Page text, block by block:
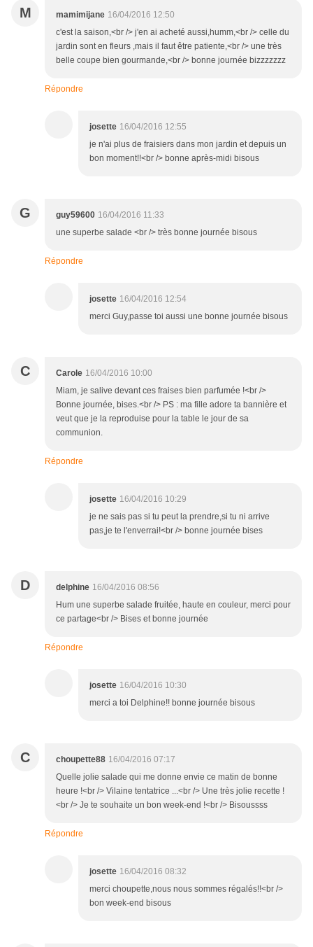
M mamimijane 16/04/2016 12:50
c'est la saison,<br /> j'en ai acheté aussi,humm,<br /> celle du
jardin sont en fleurs ,mais il faut être patiente,<br /> une très
belle coupe bien gourmande,<br /> bonne journée bizzzzzzz
Répondre
josette 16/04/2016 12:55
je n'ai plus de fraisiers dans mon jardin et depuis un
bon moment!!<br /> bonne après-midi bisous
G guy59600 16/04/2016 11:33
une superbe salade <br /> très bonne journée bisous
Répondre
josette 16/04/2016 12:54
merci Guy,passe toi aussi une bonne journée bisous
C Carole 16/04/2016 10:00
Miam, je salive devant ces fraises bien parfumée !<br />
Bonne journée, bises.<br /> PS : ma fille adore ta bannière et
veut que je la reproduise pour la table le jour de sa
communion.
Répondre
josette 16/04/2016 10:29
je ne sais pas si tu peut la prendre,si tu ni arrive
pas,je te l'enverrai!<br /> bonne journée bises
D delphine 16/04/2016 08:56
Hum une superbe salade fruitée, haute en couleur, merci pour
ce partage<br /> Bises et bonne journée
Répondre
josette 16/04/2016 10:30
merci a toi Delphine!! bonne journée bisous
C choupette88 16/04/2016 07:17
Quelle jolie salade qui me donne envie ce matin de bonne
heure !<br /> Vilaine tentatrice ...<br /> Une très jolie recette !
<br /> Je te souhaite un bon week-end !<br /> Bisoussss
Répondre
josette 16/04/2016 08:32
merci choupette,nous nous sommes régalés!!<br />
bon week-end bisous